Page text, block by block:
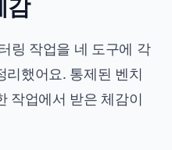
링 작업을 네 도구에 각
리했어요. 통제된 벤치
작업에서 받은 체감이